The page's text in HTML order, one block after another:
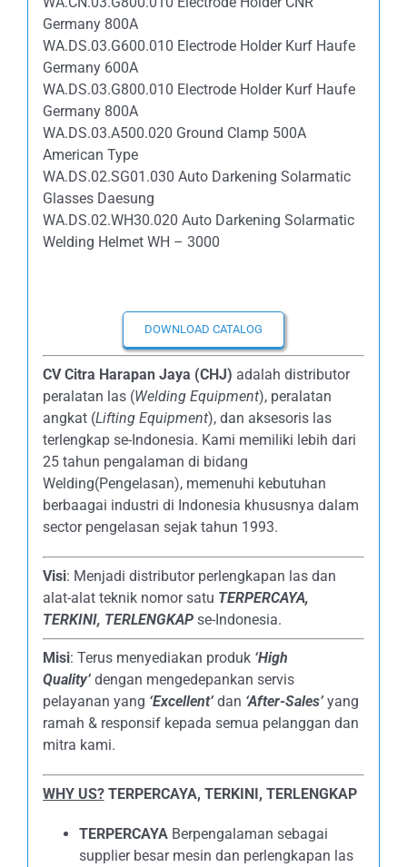
Germany 800A
WA.DS.03.G600.010 Electrode Holder Kurf Haufe
Germany 600A
WA.DS.03.G800.010 Electrode Holder Kurf Haufe
Germany 800A
WA.DS.03.A500.020 Ground Clamp 500A
American Type
WA.DS.02.SG01.030 Auto Darkening Solarmatic
Glasses Daesung
WA.DS.02.WH30.020 Auto Darkening Solarmatic
Welding Helmet WH – 3000
DOWNLOAD CATALOG
CV Citra Harapan Jaya (CHJ) adalah distributor
peralatan las (Welding Equipment), peralatan
angkat (Lifting Equipment), dan aksesoris las
terlengkap se-Indonesia. Kami memiliki lebih dari
25 tahun pengalaman di bidang
Welding(Pengelasan), memenuhi kebutuhan
berbaagai industri di Indonesia khususnya dalam
sector pengelasan sejak tahun 1993.
Visi: Menjadi distributor perlengkapan las dan
alat-alat teknik nomor satu TERPERCAYA,
TERKINI, TERLENGKAPse-Indonesia.
Misi: Terus menyediakan produk ‘High
Quality’dengan mengedepankan servis
pelayanan yang ‘Excellent’dan ‘After-Sales’yang
ramah & responsif kepada semua pelanggan dan
mitra kami.
WHY US? TERPERCAYA, TERKINI, TERLENGKAP
TERPERCAYABerpengalaman sebagai
supplier besar mesin dan perlengkapan las